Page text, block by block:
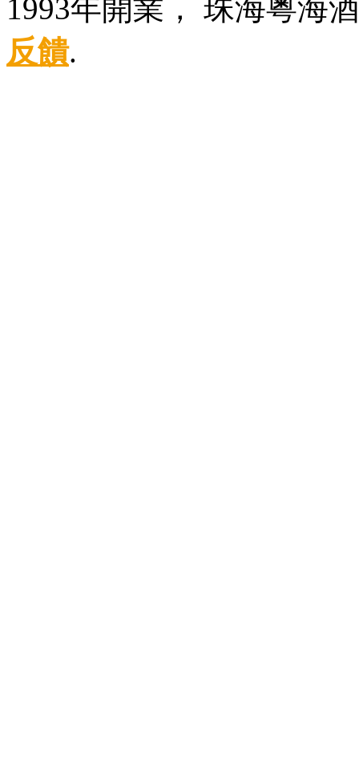
1993年開業， 珠海粵
反饋.